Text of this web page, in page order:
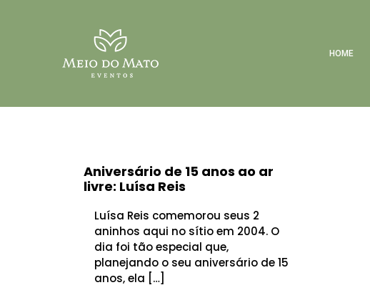
HOME
Aniversário de 15 anos ao ar
livre: Luísa Reis
Luísa Reis comemorou seus 2
aninhos aqui no sítio em 2004. O
dia foi tão especial que,
planejando o seu aniversário de 15
anos, ela […]